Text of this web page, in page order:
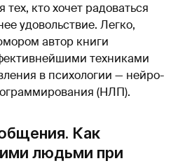
кто хочет радоваться
удовольствие. Легко,
автор книги
техниками
в психологии — нейро-
(НЛП).
Как
людьми при